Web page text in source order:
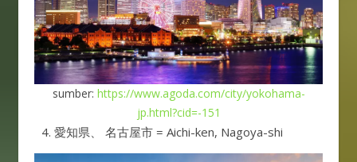
sumber: https://www.agoda.com/city/yokohama-
jp.html?cid=-151
愛知県、 名古屋市 = Aichi-ken, Nagoya-shi